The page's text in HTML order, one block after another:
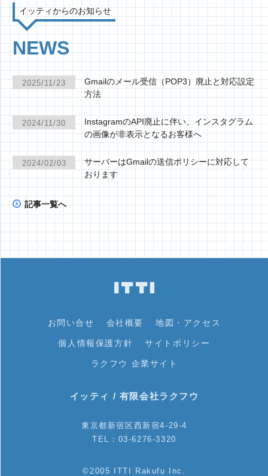
イッティからのお知らせ
NEWS
2025/11/23
Gmailのメール受信（POP3）廃止と対応設定
方法
2024/11/30
InstagramのAPI廃止に伴い、インスタグラム
の画像が非表示となるお客様へ
2024/02/03
サーバーはGmailの送信ポリシーに対応して
おります
記事一覧へ
イッティ / 有限会社ラクフウ
東京都新宿区西新宿4-29-4
TEL：03-6276-3320
©2005 ITTI Rakufu Inc.
お問い合せ 会社概要 地図・アクセス
個人情報保護方針 サイトポリシー
ラクフウ 企業サイト